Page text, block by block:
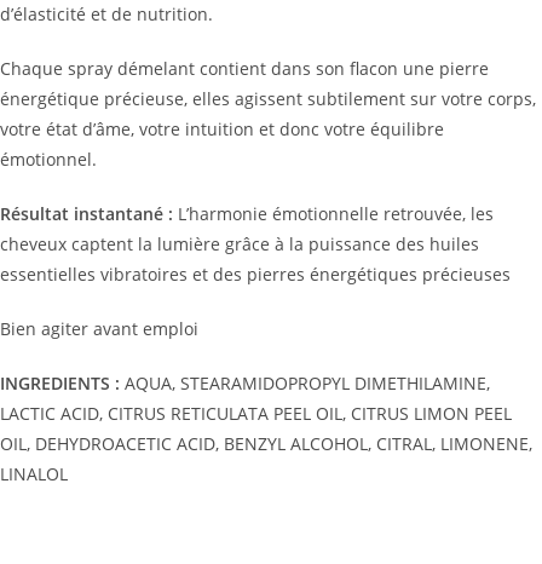
d’élasticité et de nutrition.
Chaque spray démelant contient dans son flacon une pierre
énergétique précieuse, elles agissent subtilement sur votre corps,
votre état d’âme, votre intuition et donc votre équilibre
émotionnel.
Résultat instantané : L’harmonie émotionnelle retrouvée, les
cheveux captent la lumière grâce à la puissance des huiles
essentielles vibratoires et des pierres énergétiques précieuses
Bien agiter avant emploi
INGREDIENTS : AQUA, STEARAMIDOPROPYL DIMETHILAMINE,
LACTIC ACID, CITRUS RETICULATA PEEL OIL, CITRUS LIMON PEEL
OIL, DEHYDROACETIC ACID, BENZYL ALCOHOL, CITRAL, LIMONENE,
LINALOL